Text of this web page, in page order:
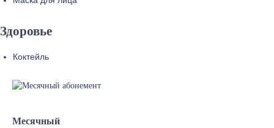
Здоровье
Коктейль
Месячный